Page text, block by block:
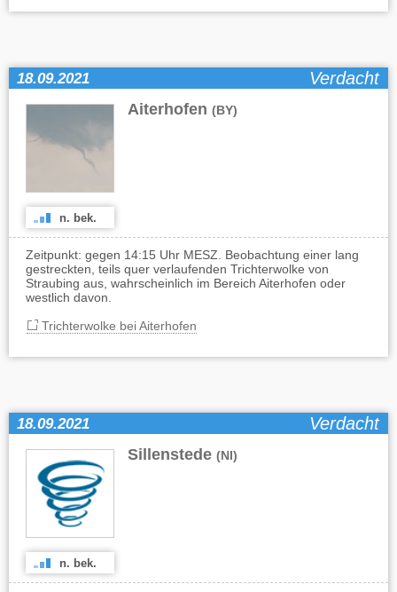
18.09.2021 Verdacht
Aiterhofen (BY)
n. bek.
Zeitpunkt: gegen 14:15 Uhr MESZ. Beobachtung einer lang
gestreckten, teils quer verlaufenden Trichterwolke von
Straubing aus, wahrscheinlich im Bereich Aiterhofen oder
westlich davon.
Trichterwolke bei Aiterhofen
18.09.2021 Verdacht
Sillenstede (NI)
n. bek.